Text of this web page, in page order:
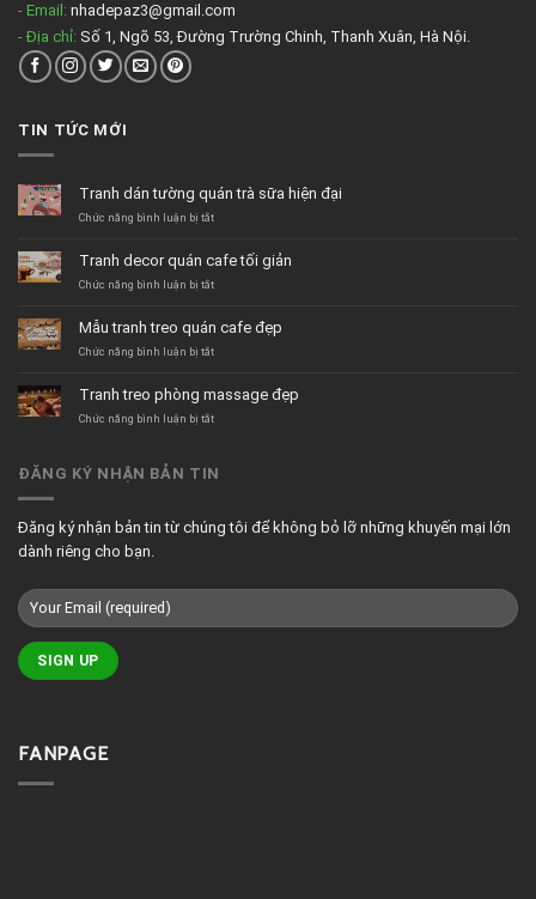
- Email: nhadepaz3@gmail.com
- Địa chỉ: Số 1, Ngõ 53, Đường Trường Chinh, Thanh Xuân, Hà Nội.
TIN TỨC MỚI
Tranh dán tường quán trà sữa hiện đại
Chức năng bình luận bị tắtở
tường
quán
hiện
đại
Tranh decor quán cafe tối giản
Chức năng bình luận bị tắtở
quán
cafe
Mẫu tranh treo quán cafe đẹp
Chức năng bình luận bị tắtở
treo
quán
Tranh treo phòng massage đẹp
Chức năng bình luận bị tắtở
phòng
ĐĂNG KÝ NHẬN BẢN TIN
Đăng ký nhận bản tin từ chúng tôi để không bỏ lỡ những khuyến mại lớn
dành riêng cho bạn.
FANPAGE